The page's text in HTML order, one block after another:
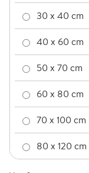
30 x 40 cm
40 x 60 cm
50 x 70 cm
60 x 80 cm
70 x 100 cm
80 x 120 cm